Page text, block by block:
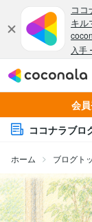
会
ココナラブロ
ホーム ブログト